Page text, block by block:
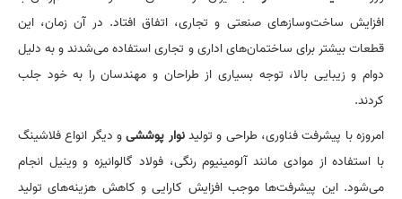
افزایش ساخت‌وسازهای صنعتی و تجاری، اتفاق افتاد. در آن زمان، این
قطعات بیشتر برای ساختمان‌های اداری و تجاری استفاده می‌شدند و به دلیل
دوام و زیبایی بالا، توجه بسیاری از طراحان و مهندسان را به خود جلب
کردند.
امروزه با پیشرفت فناوری، طراحی و تولیدنوار پوششیو دیگر انواع فلاشینگ
با استفاده از موادی مانند آلومینیوم رنگی، فولاد گالوانیزه و وینیل انجام
می‌شود. این پیشرفت‌ها موجب افزایش کارایی و کاهش هزینه‌های تولید